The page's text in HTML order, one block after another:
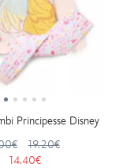
Principesse Disney
19.20€
14.40€